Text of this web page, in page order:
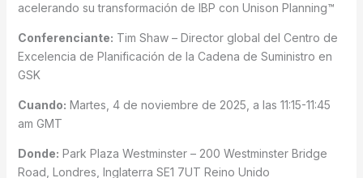
acelerando su transformación de IBP con Unison Planning™
Conferenciante: Tim Shaw – Director global del Centro de
Excelencia de Planificación de la Cadena de Suministro en
GSK
Cuando: Martes, 4 de noviembre de 2025, a las 11:15-11:45
am GMT
Donde: Park Plaza Westminster – 200 Westminster Bridge
Road, Londres, Inglaterra SE1 7UT Reino Unido